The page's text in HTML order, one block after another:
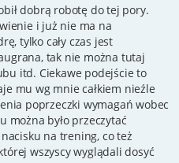
dobrą robotę do tej pory.
i już nie ma na
tylko cały czas jest
tak nie można tutaj
itd. Ciekawe podejście to
mu wg mnie całkiem nieźle
poprzeczki wymagań wobec
można było przeczytać
na trening, co też
wszyscy wyglądali dosyć